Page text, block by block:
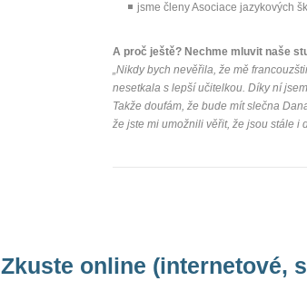
jsme členy Asociace jazykových
A proč ještě? Nechme mluvit naše
„Nikdy bych nevěřila, že mě
nesetkala s lepší učitelkou. Díky ní
Takže doufám, že bude mít slečna
že jste mi umožnili věřit, že jsou stále i
Zkuste online (internetové,